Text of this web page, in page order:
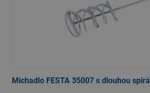
Míchadlo FESTA 35007 s dlouhou